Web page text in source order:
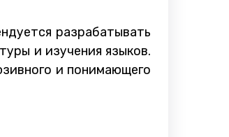
разрабатывать
и изучения языков.
и понимающего